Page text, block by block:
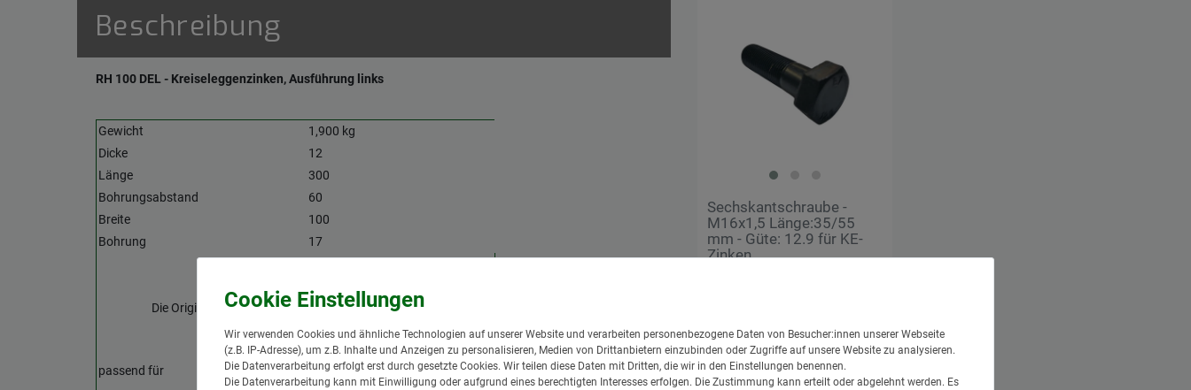
Beschreibung
RH 100 DEL - Kreiseleggenzinken, Ausführung links
Gewicht
1,900 kg
Dicke
12
Länge
300
Bohrungsabstand
60
Breite
100
Bohrung
17
Die Original Ersatzteilnummer dient ausschließlich zu
Vergleichszwecken!
passend für
Sechskantschraube -
M16x1,5 Länge:35/55
mm - Güte: 12.9 für KE-
Zinken
In den Warenkorb
Wir verwenden Cookies und ähnliche Technologien auf unserer Website und verarbeiten personenbezogene Daten von Besucher:innen unserer Webseite
(z.B. IP-Adresse), um z.B. Inhalte und Anzeigen zu personalisieren, Medien von Drittanbietern einzubinden oder Zugriffe auf unsere Website zu analysieren.
Die Datenverarbeitung erfolgt erst durch gesetzte Cookies. Wir teilen diese Daten mit Dritten, die wir in den Einstellungen benennen.
Die Datenverarbeitung kann mit Einwilligung oder aufgrund eines berechtigten Interesses erfolgen. Die Zustimmung kann erteilt oder abgelehnt werden. Es